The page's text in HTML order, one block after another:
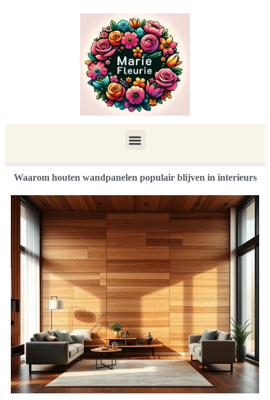
Waarom houten wandpanelen populair blijven in interieurs